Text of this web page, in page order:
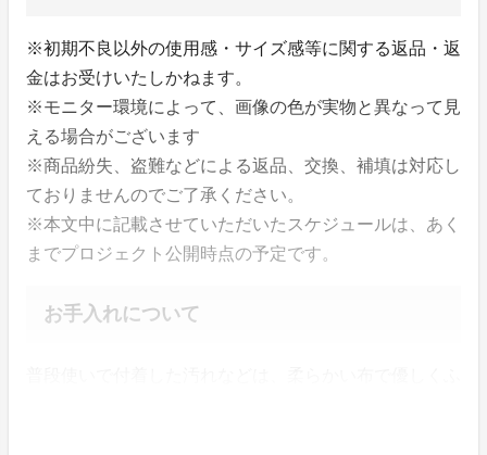
※初期不良以外の使用感・サイズ感等に関する返品・返
金はお受けいたしかねます。
※モニター環境によって、画像の色が実物と異なって見
える場合がございます
※商品紛失、盗難などによる返品、交換、補填は対応し
ておりませんのでご了承ください。
※本文中に記載させていただいたスケジュールは、あく
までプロジェクト公開時点の予定です。
お手入れについて